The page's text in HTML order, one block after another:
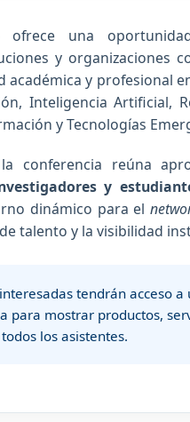
ofrece una
y organizaciones
académica y profesional
Inteligencia Artificial,
y Tecnologías
conferencia reúna
y
dinámico para el
talento y la visibilidad
tendrán acceso a
para mostrar productos,
los asistentes.